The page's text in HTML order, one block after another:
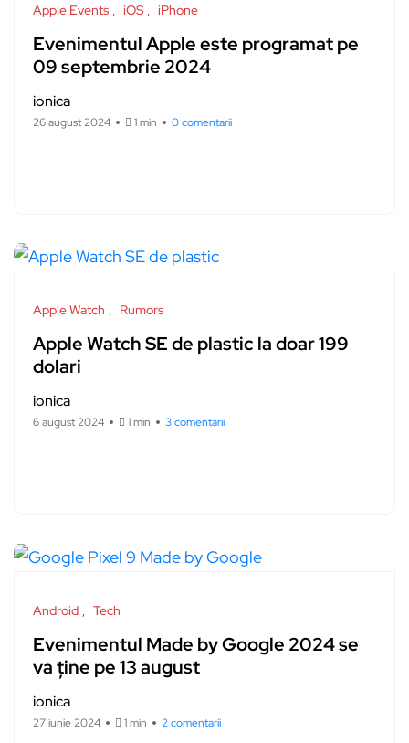
Apple Events iOS iPhone
Evenimentul Apple este programat pe
09 septembrie 2024
ionica
26 august 2024 1 min 0 comentarii
Apple Watch Rumors
Apple Watch SE de plastic la doar 199
dolari
ionica
6 august 2024 1 min 3 comentarii
Android Tech
Evenimentul Made by Google 2024 se
va ține pe 13 august
ionica
27 iunie 2024 1 min 2 comentarii